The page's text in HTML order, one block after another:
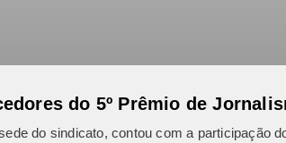
do 5º Prêmio de
do sindicato, contou com a participação